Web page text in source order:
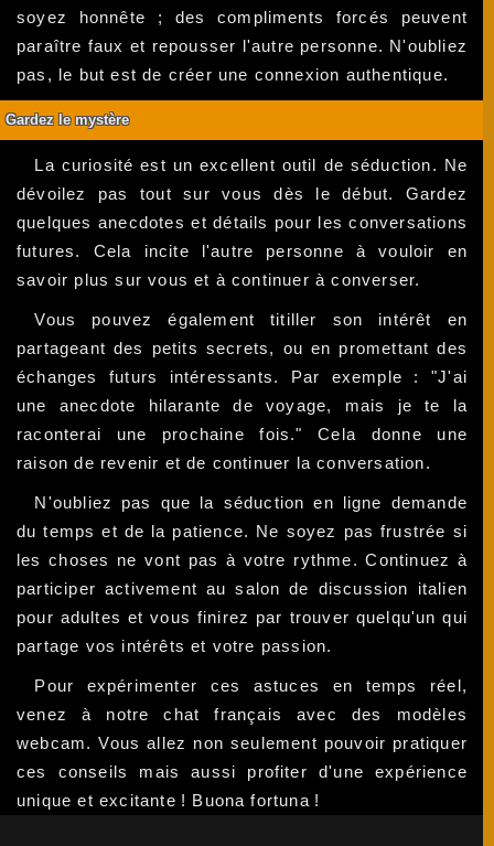
soyez honnête ; des compliments forcés peuvent
paraître faux et repousser l'autre personne. N'oubliez
pas, le but est de créer une connexion authentique.
Gardez le mystère
La curiosité est un excellent outil de séduction. Ne
dévoilez pas tout sur vous dès le début. Gardez
quelques anecdotes et détails pour les conversations
futures. Cela incite l'autre personne à vouloir en
savoir plus sur vous et à continuer à converser.
Vous pouvez également titiller son intérêt en
partageant des petits secrets, ou en promettant des
échanges futurs intéressants. Par exemple : "J'ai
une anecdote hilarante de voyage, mais je te la
raconterai une prochaine fois." Cela donne une
raison de revenir et de continuer la conversation.
N'oubliez pas que la séduction en ligne demande
du temps et de la patience. Ne soyez pas frustrée si
les choses ne vont pas à votre rythme. Continuez à
participer activement au salon de discussion italien
pour adultes et vous finirez par trouver quelqu'un qui
partage vos intérêts et votre passion.
Pour expérimenter ces astuces en temps réel,
venez à notre chat français avec des modèles
webcam. Vous allez non seulement pouvoir pratiquer
ces conseils mais aussi profiter d'une expérience
unique et excitante ! Buona fortuna !